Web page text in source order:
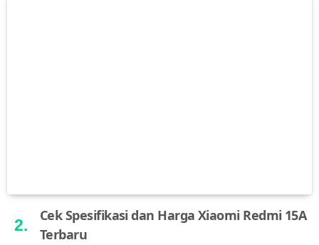
Cek Spesifikasi dan Harga Xiaomi Redmi 15A
Terbaru